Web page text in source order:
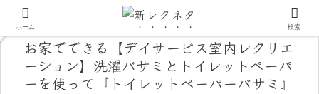
お家でできる【デイサービス室内レクリエ
ーション】洗濯バサミとトイレットペーパ
ーを使って『トイレットペーパーバサミ』
ホーム 検索